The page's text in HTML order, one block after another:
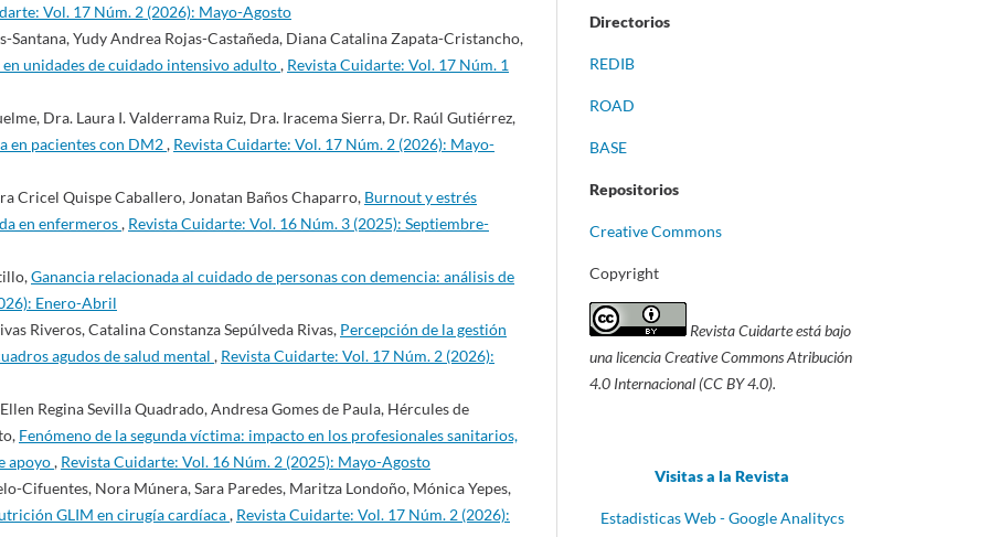
Vol. 17 Núm. 2 (2026): Mayo-Agosto
Yudy Andrea Rojas-Castañeda, Diana Catalina Zapata-Cristancho,
unidades de cuidado intensivo adulto, Revista Cuidarte: Vol. 17 Núm. 1
Dra. Laura I. Valderrama Ruiz, Dra. Iracema Sierra, Dr. Raúl Gutiérrez,
en pacientes con DM2, Revista Cuidarte: Vol. 17 Núm. 2 (2026): Mayo-
Cricel Quispe Caballero, Jonatan Baños Chaparro, Burnout y estrés
en enfermeros, Revista Cuidarte: Vol. 16 Núm. 3 (2025): Septiembre-
Ganancia relacionada al cuidado de personas con demencia: análisis de
Enero-Abril
Riveros, Catalina Constanza Sepúlveda Rivas, Percepción de la gestión
agudos de salud mental , Revista Cuidarte: Vol. 17 Núm. 2 (2026):
Regina Sevilla Quadrado, Andresa Gomes de Paula, Hércules de
Fenómeno de la segunda víctima: impacto en los profesionales sanitarios,
apoyo, Revista Cuidarte: Vol. 16 Núm. 2 (2025): Mayo-Agosto
Cifuentes, Nora Múnera, Sara Paredes, Maritza Londoño, Mónica Yepes,
GLIM en cirugía cardíaca, Revista Cuidarte: Vol. 17 Núm. 2 (2026):
Directorios
REDIB
ROAD
BASE
Repositorios
Creative Commons
Copyright
Revista Cuidarte está bajo
una licencia Creative Commons Atribución
4.0 Internacional (CC BY 4.0).
Visitas a la Revista
Estadisticas Web - Google Analitycs